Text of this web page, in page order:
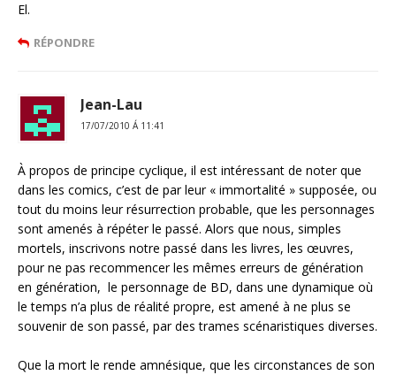
El.
RÉPONDRE
Jean-Lau
17/07/2010 Á 11:41
À propos de principe cyclique, il est intéressant de noter que
dans les comics, c’est de par leur « immortalité » supposée, ou
tout du moins leur résurrection probable, que les personnages
sont amenés à répéter le passé. Alors que nous, simples
mortels, inscrivons notre passé dans les livres, les œuvres,
pour ne pas recommencer les mêmes erreurs de génération
en génération, le personnage de BD, dans une dynamique où
le temps n’a plus de réalité propre, est amené à ne plus se
souvenir de son passé, par des trames scénaristiques diverses.
Que la mort le rende amnésique, que les circonstances de son